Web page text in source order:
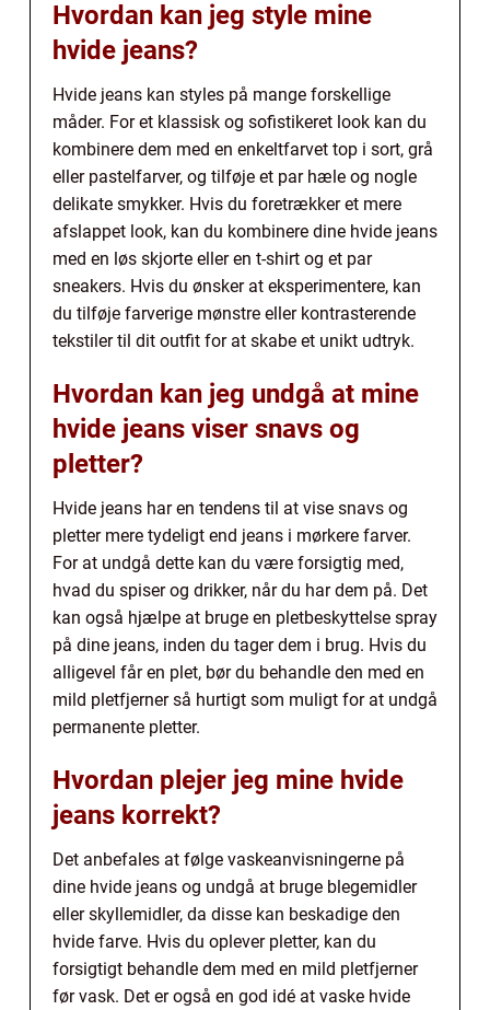
Hvordan kan jeg style mine
hvide jeans?
Hvide jeans kan styles på mange forskellige
måder. For et klassisk og sofistikeret look kan du
kombinere dem med en enkeltfarvet top i sort, grå
eller pastelfarver, og tilføje et par hæle og nogle
delikate smykker. Hvis du foretrækker et mere
afslappet look, kan du kombinere dine hvide jeans
med en løs skjorte eller en t-shirt og et par
sneakers. Hvis du ønsker at eksperimentere, kan
du tilføje farverige mønstre eller kontrasterende
tekstiler til dit outfit for at skabe et unikt udtryk.
Hvordan kan jeg undgå at mine
hvide jeans viser snavs og
pletter?
Hvide jeans har en tendens til at vise snavs og
pletter mere tydeligt end jeans i mørkere farver.
For at undgå dette kan du være forsigtig med,
hvad du spiser og drikker, når du har dem på. Det
kan også hjælpe at bruge en pletbeskyttelse spray
på dine jeans, inden du tager dem i brug. Hvis du
alligevel får en plet, bør du behandle den med en
mild pletfjerner så hurtigt som muligt for at undgå
permanente pletter.
Hvordan plejer jeg mine hvide
jeans korrekt?
Det anbefales at følge vaskeanvisningerne på
dine hvide jeans og undgå at bruge blegemidler
eller skyllemidler, da disse kan beskadige den
hvide farve. Hvis du oplever pletter, kan du
forsigtigt behandle dem med en mild pletfjerner
før vask. Det er også en god idé at vaske hvide